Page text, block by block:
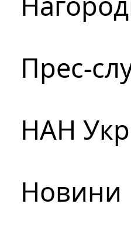
Прес-
НАН
Новини